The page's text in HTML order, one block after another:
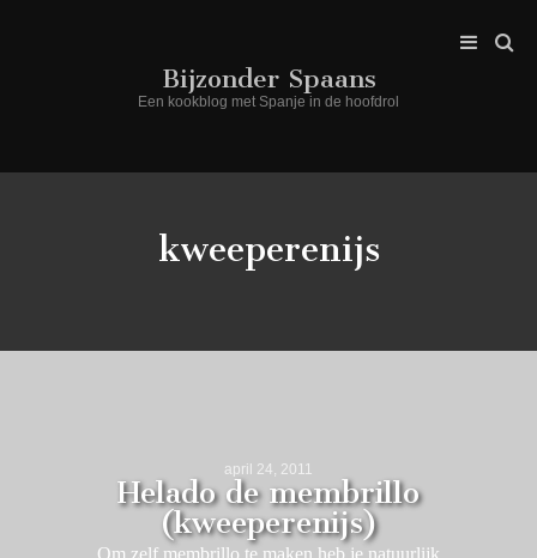
Bijzonder Spaans
Een kookblog met Spanje in de hoofdrol
kweeperenijs
april 24, 2011
Helado de membrillo
(kweeperenijs)